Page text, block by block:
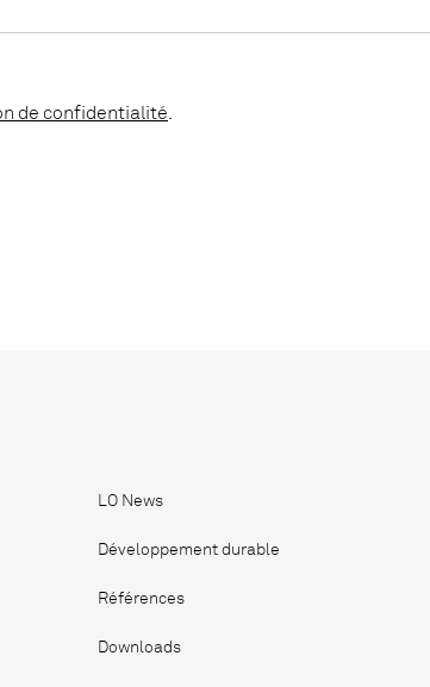
de confidentialité.
LO News
Développement durable
Références
Downloads